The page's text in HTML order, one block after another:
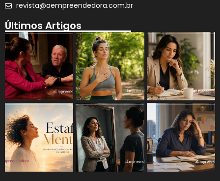
revista@aempreendedora.com.br
Últimos Artigos